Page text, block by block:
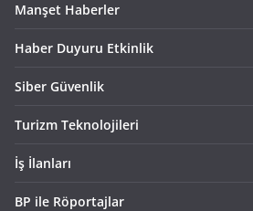
Manşet Haberler
Haber Duyuru Etkinlik
Siber Güvenlik
Turizm Teknolojileri
İş İlanları
BP ile Röportajlar